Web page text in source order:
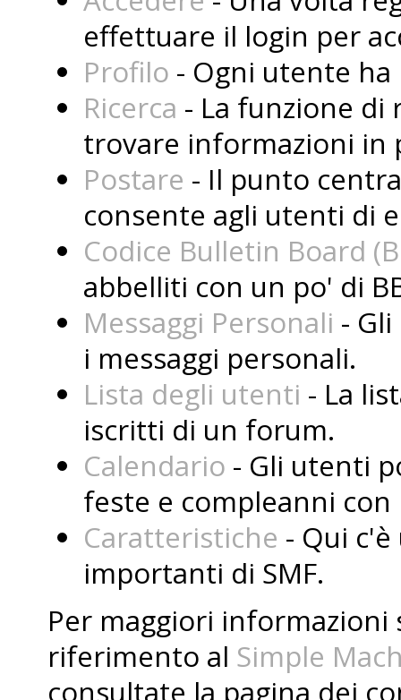
effettuare il login per
Profilo - Ogni utente
Ricerca - La funzione
trovare informazioni in
Postare - Il punto
consente agli utenti di
Codice Bulletin Board
abbelliti con un po' di
Messaggi Personali -
i messaggi personali.
Lista degli utenti - La
iscritti di un forum.
Calendario - Gli utenti
feste e compleanni con
Caratteristiche - Qui
importanti di SMF.
Per maggiori informazioni
riferimento al Simple
consultate la pagina dei